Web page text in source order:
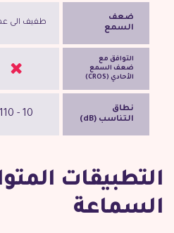
ضعف
السمع
التوافق مع
ضعف السمع
الأحادي (CROS)
نطاق
التناسب (dB)
طفيف الى
10 - 110
التطبيقات
السماعة